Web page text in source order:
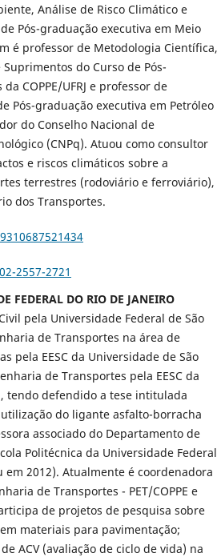
Análise de Risco Climático e
Pós-graduação executiva em Meio
é professor de Metodologia Científica,
do Curso de Pós-
COPPE/UFRJ e professor de
Pós-graduação executiva em Petróleo
do Conselho Nacional de
(CNPq). Atuou como consultor
e riscos climáticos sobre a
terrestres (rodoviário e ferroviário),
dos Transportes.
2557-2721
FEDERAL DO RIO DE JANEIRO
pela Universidade Federal de São
de Transportes na área de
pela EESC da Universidade de São
de Transportes pela EESC da
tendo defendido a tese intitulada
do ligante asfalto-borracha
associado do Departamento de
Politécnica da Universidade Federal
em 2012). Atualmente é coordenadora
de Transportes - PET/COPPE e
de projetos de pesquisa sobre
materiais para pavimentação;
ACV (avaliação de ciclo de vida) na